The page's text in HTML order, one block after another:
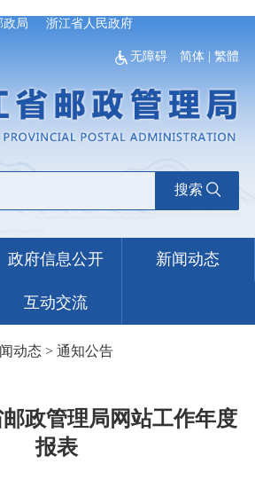
政局 浙江省人民政府
无障碍 简体 |繁體
搜索
政府信息公开 新闻动态
互动交流
动态 > 通知公告
邮政管理局网站工作年度
报表